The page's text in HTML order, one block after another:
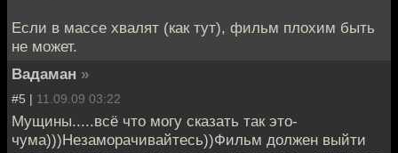
Если в массе хвалят (как тут), фильм плохим быть
не может.
Вадаман »
#5 | 11.09.09 03:22
Мущины.....всё что могу сказать так это-
чума)))Незаморачивайтесь))Фильм должен выйти